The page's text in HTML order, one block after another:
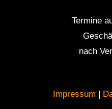
Termine
nach
Impressum |